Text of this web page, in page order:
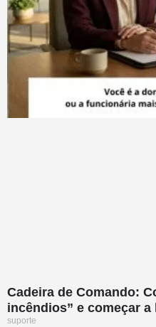
Cadeira de Comando:
incêndios” e começar
suporte